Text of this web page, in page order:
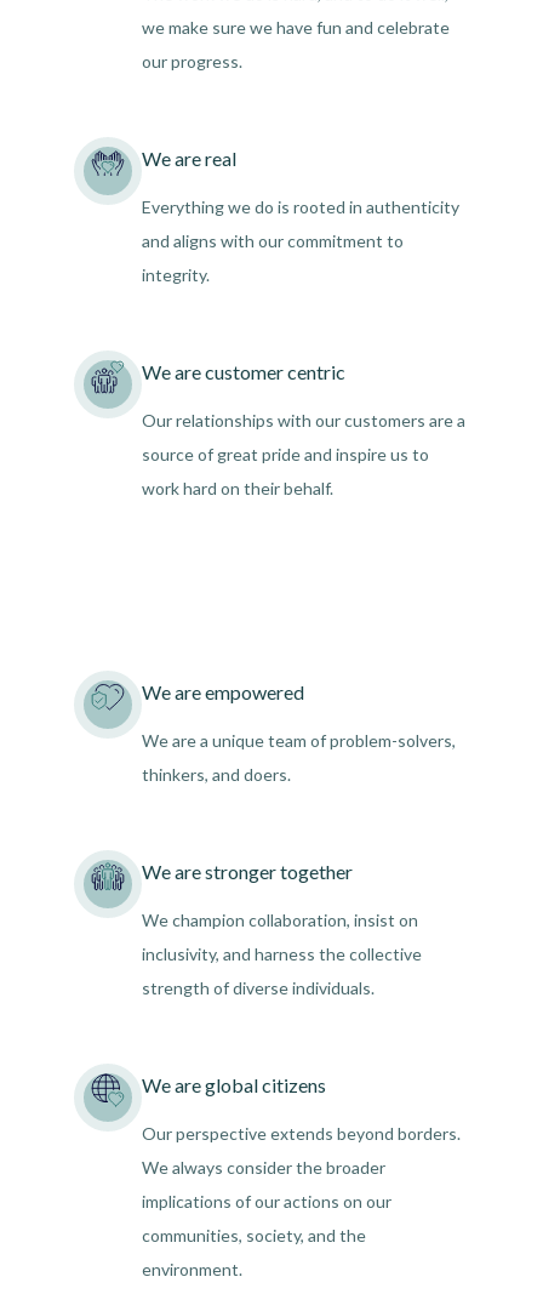
we make sure we have fun and celebrate
our progress.
We are real
Everything we do is rooted in authenticity
and aligns with our commitment to
integrity.
We are customer centric
Our relationships with our customers are a
source of great pride and inspire us to
work hard on their behalf.
We are empowered
We are a unique team of problem-solvers,
thinkers, and doers.
We are stronger together
We champion collaboration, insist on
inclusivity, and harness the collective
strength of diverse individuals.
We are global citizens
Our perspective extends beyond borders.
We always consider the broader
implications of our actions on our
communities, society, and the
environment.